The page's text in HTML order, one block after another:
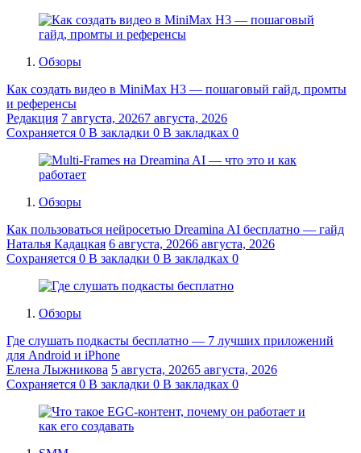
Обзоры
Как создать видео в MiniMax H3 — пошаговый гайд, промты
и референсы
Редакция 7 августа, 20267 августа, 2026
Сохраняется 0 В закладки 0 В закладках 0
Обзоры
Как пользоваться нейросетью Dreamina AI бесплатно — гайд
Наталья Кадацкая 6 августа, 20266 августа, 2026
Сохраняется 0 В закладки 0 В закладках 0
Обзоры
Где слушать подкасты бесплатно — 7 лучших приложений
для Android и iPhone
Елена Лыжникова 5 августа, 20265 августа, 2026
Сохраняется 0 В закладки 0 В закладках 0